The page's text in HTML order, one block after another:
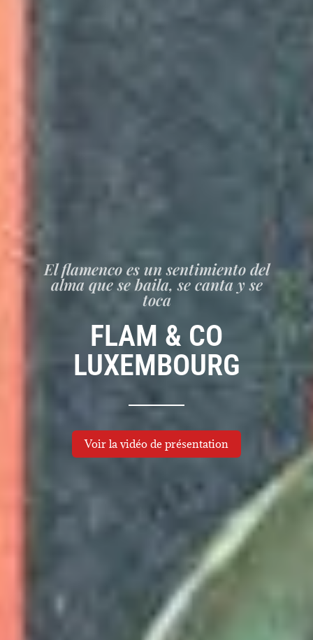
El flamenco es un sentimiento del
alma que se baila, se canta y se
toca
FLAM & CO
LUXEMBOURG
Voir la vidéo de présentation